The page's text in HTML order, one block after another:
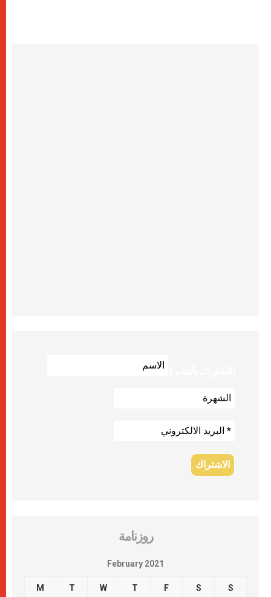
روزنامة
February 2021
M T W T F S S